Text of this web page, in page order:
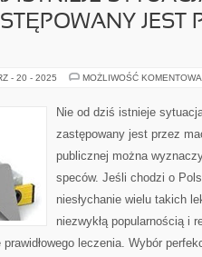
JEST
- 20 - 2025 MOŻLIWOŚĆ
Nie od dziś istnieje
zastępowany jest przez
publicznej można
speców. Jeśli chodzi o
niesłychanie wielu takich
niezwykłą popularnością i
leczenia. Wybór